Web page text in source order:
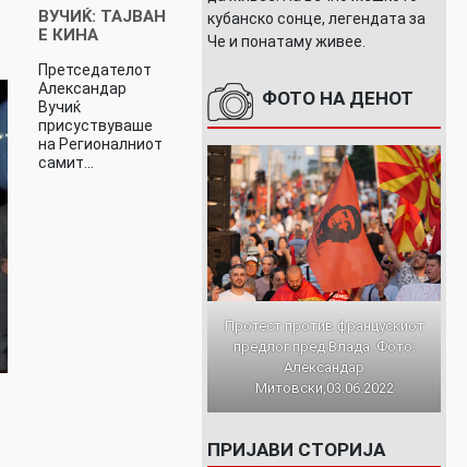
ВУЧИЌ: ТАЈВАН
Е КИНА
Претседателот
Александар
Вучиќ
присуствуваше
на Регионалниот
самит…
кубанско сонце, легендата за
Че и понатаму живее.
ФОТО НА ДЕНОТ
Протест против францускиот
предлог пред Влада. Фото:
Александар
Митовски,03.06.2022
ПРИЈАВИ СТОРИЈА